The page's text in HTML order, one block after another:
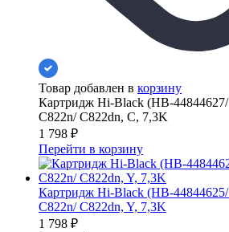
Товар добавлен в корзину
Картридж Hi-Black (HB-
C822n/ C822dn, C, 7,3K
1 798 ₽
Перейти в корзину
Картридж Hi-Black (HB-
C822n/ C822dn, Y, 7,3K
1 798 ₽